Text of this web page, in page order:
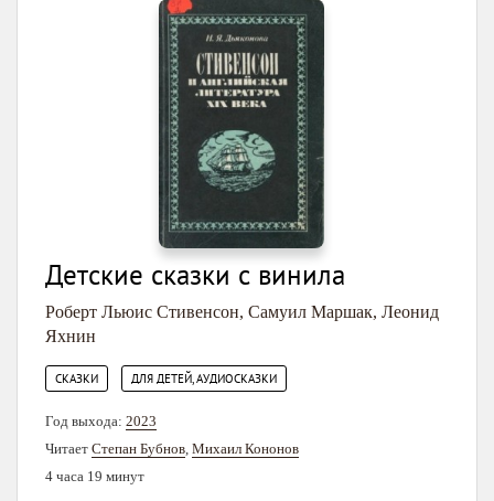
Детские сказки с винила
Роберт Льюис Стивенсон, Самуил Маршак, Леонид
Яхнин
СКАЗКИ ДЛЯ ДЕТЕЙ, АУДИОСКАЗКИ
Год выхода: 2023
Читает Степан Бубнов, Михаил Кононов
4 часа 19 минут